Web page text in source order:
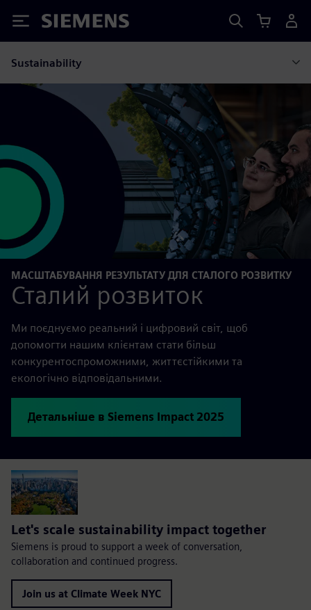
Siemens
Sustainability
МАСШТАБУВАННЯ РЕЗУЛЬТАТУ ДЛЯ СТАЛОГО РОЗВИТКУ
Сталий розвиток
Ми поєднуємо реальний і цифровий світ, щоб
допомогти нашим клієнтам стати більш
конкурентоспроможними, життєстійкими та
екологічно відповідальними.
Детальніше в Siemens Impact 2025
Let's scale sustainability impact together
Siemens is proud to support a week of conversation,
collaboration and continued progress.
Join us at Climate Week NYC